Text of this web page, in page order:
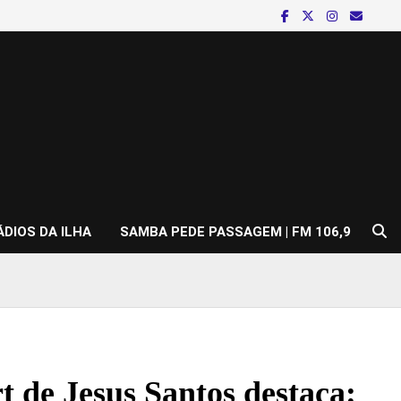
DA ILHA SAMBA PEDE PASSAGEM | FM 106,9
Jesus Santos destaca: